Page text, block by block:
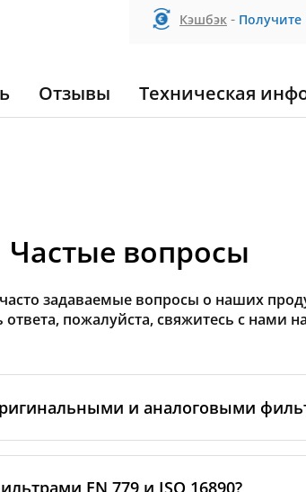
Кэшбэк - Получите
Отзывы Техническая
Частые вопросы
задаваемые вопросы о наших
ответа, пожалуйста, свяжитесь с нами
и аналоговыми
партнёрами. Такие
EN 779 и ISO 16890?